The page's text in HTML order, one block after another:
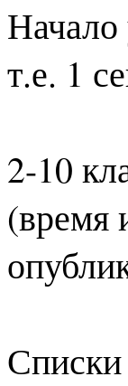
Н
т.е. 1
2-10
(время